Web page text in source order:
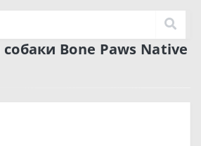
Bone Paws Native